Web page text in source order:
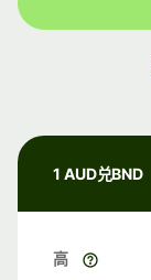
1 AUD兑BND
高